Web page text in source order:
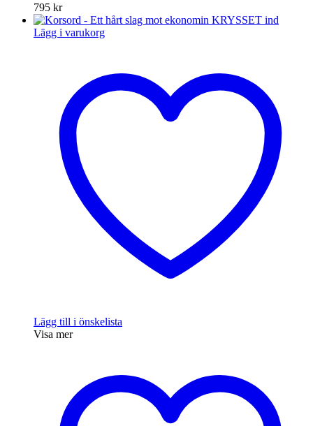
795 kr
Lägg i varukorg
Lägg till i önskelista
Visa mer